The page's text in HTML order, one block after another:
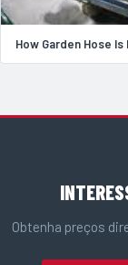
How Garden Hose
Obtenha preços